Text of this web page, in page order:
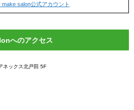
make salon公式アカウント
へのアクセス
ネックス北戸田 5F